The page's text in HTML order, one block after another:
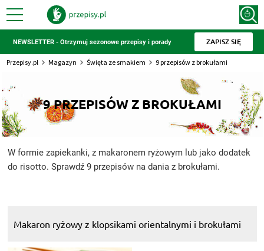
NEWSLETTER - Otrzymuj sezonowe przepisy i porady ZAPISZ SIĘ
Przepisy.pl Magazyn Święta ze smakiem 9 przepisów z brokułami
9 PRZEPISÓW Z BROKUŁAMI
W formie zapiekanki, z makaronem ryżowym lub jako dodatek
do risotto. Sprawdź 9 przepisów na dania z brokułami.
Makaron ryżowy z klopsikami orientalnymi i brokułami